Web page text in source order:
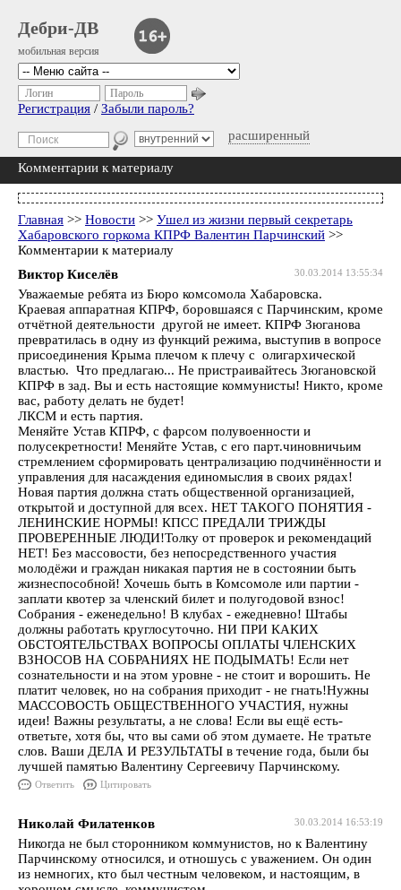
Дебри-ДВ
мобильная версия
расширенный
Логин Пароль
Регистрация / Забыли пароль?
Комментарии к материалу
Главная >> Новости >> Ушел из жизни первый секретарь
Хабаровского горкома КПРФ Валентин Парчинский >>
Комментарии к материалу
30.03.2014 13:55:34
Виктор Киселёв
Уважаемые ребята из Бюро комсомола Хабаровска.
Краевая аппаратная КПРФ, боровшаяся с Парчинским, кроме
отчётной деятельности другой не имеет. КПРФ Зюганова
превратилась в одну из функций режима, выступив в вопросе
присоединения Крыма плечом к плечу с олигархической
властью. Что предлагаю... Не пристраивайтесь Зюгановской
КПРФ в зад. Вы и есть настоящие коммунисты! Никто, кроме
вас, работу делать не будет!
ЛКСМ и есть партия.
Меняйте Устав КПРФ, с фарсом полувоенности и
полусекретности! Меняйте Устав, с его парт.чиновничьим
стремлением сформировать централизацию подчинённости и
управления для насаждения единомыслия в своих рядах!
Новая партия должна стать общественной организацией,
открытой и доступной для всех. НЕТ ТАКОГО ПОНЯТИЯ -
ЛЕНИНСКИЕ НОРМЫ! КПСС ПРЕДАЛИ ТРИЖДЫ
ПРОВЕРЕННЫЕ ЛЮДИ!Толку от проверок и рекомендаций
НЕТ! Без массовости, без непосредственного участия
молодёжи и граждан никакая партия не в состоянии быть
жизнеспособной! Хочешь быть в Комсомоле или партии -
заплати квотер за членский билет и полугодовой взнос!
Собрания - еженедельно! В клубах - ежедневно! Штабы
должны работать круглосуточно. НИ ПРИ КАКИХ
ОБСТОЯТЕЛЬСТВАХ ВОПРОСЫ ОПЛАТЫ ЧЛЕНСКИХ
ВЗНОСОВ НА СОБРАНИЯХ НЕ ПОДЫМАТЬ! Если нет
сознательности и на этом уровне - не стоит и ворошить. Не
платит человек, но на собрания приходит - не гнать!Нужны
МАССОВОСТЬ ОБЩЕСТВЕННОГО УЧАСТИЯ, нужны
идеи! Важны результаты, а не слова! Если вы ещё есть-
ответьте, хотя бы, что вы сами об этом думаете. Не тратьте
слов. Ваши ДЕЛА И РЕЗУЛЬТАТЫ в течение года, были бы
лучшей памятью Валентину Сергеевичу Парчинскому.
Ответить Цитировать
30.03.2014 16:53:19
Николай Филатенков
Никогда не был сторонником коммунистов, но к Валентину
Парчинскому относился, и отношусь с уважением. Он один
из немногих, кто был честным человеком, и настоящим, в